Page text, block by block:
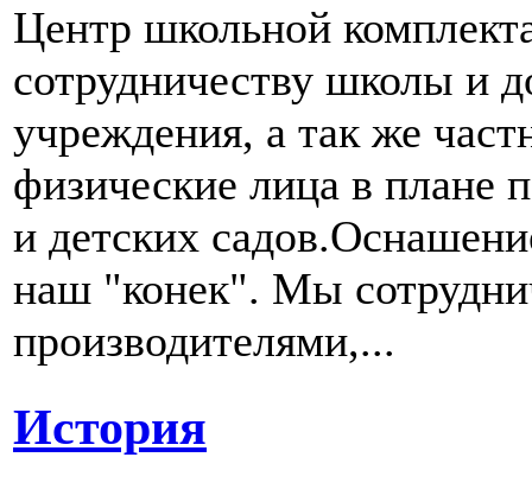
Центр школьной
сотрудничеству школы и
учреждения, а так же
физические лица в плане
и детских
наш "конек". Мы
производителями,...
История